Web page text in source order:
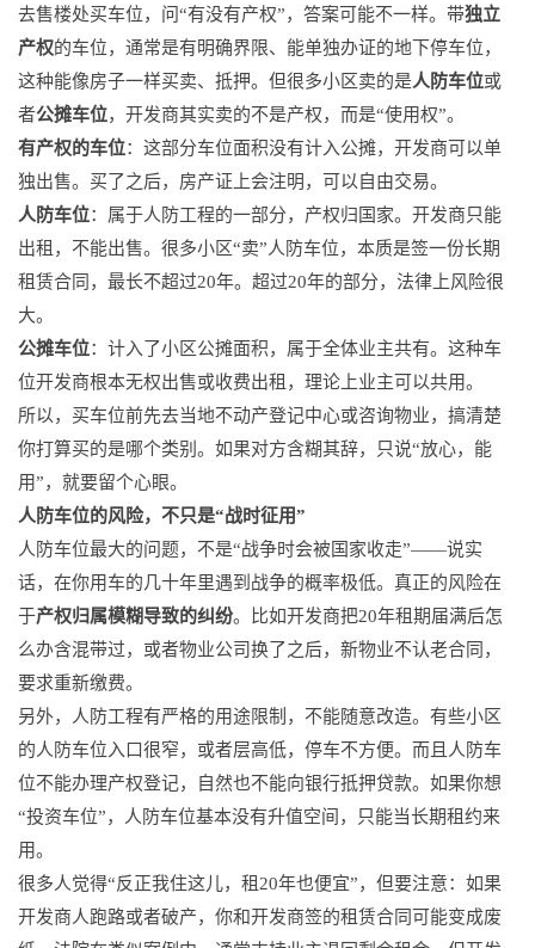
去售楼处买车位，问“有没有产权”，答案可能不一样。带独立
产权的车位，通常是有明确界限、能单独办证的地下停车位，
这种能像房子一样买卖、抵押。但很多小区卖的是人防车位或
者公摊车位，开发商其实卖的不是产权，而是“使用权”。
有产权的车位：这部分车位面积没有计入公摊，开发商可以单
独出售。买了之后，房产证上会注明，可以自由交易。
人防车位：属于人防工程的一部分，产权归国家。开发商只能
出租，不能出售。很多小区“卖”人防车位，本质是签一份长期
租赁合同，最长不超过20年。超过20年的部分，法律上风险很
大。
公摊车位：计入了小区公摊面积，属于全体业主共有。这种车
位开发商根本无权出售或收费出租，理论上业主可以共用。
所以，买车位前先去当地不动产登记中心或咨询物业，搞清楚
你打算买的是哪个类别。如果对方含糊其辞，只说“放心，能
用”，就要留个心眼。
人防车位的风险，不只是“战时征用”
人防车位最大的问题，不是“战争时会被国家收走”——说实
话，在你用车的几十年里遇到战争的概率极低。真正的风险在
于产权归属模糊导致的纠纷。比如开发商把20年租期届满后怎
么办含混带过，或者物业公司换了之后，新物业不认老合同，
要求重新缴费。
另外，人防工程有严格的用途限制，不能随意改造。有些小区
的人防车位入口很窄，或者层高低，停车不方便。而且人防车
位不能办理产权登记，自然也不能向银行抵押贷款。如果你想
“投资车位”，人防车位基本没有升值空间，只能当长期租约来
用。
很多人觉得“反正我住这儿，租20年也便宜”，但要注意：如果
开发商人跑路或者破产，你和开发商签的租赁合同可能变成废